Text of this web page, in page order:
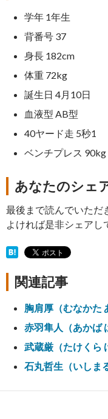
学年 1年生
背番号 37
身長 182cm
体重 72kg
誕生日 4月10日
血液型 AB型
40ヤード走 5秒1
ベンチプレス 90kg
あなたのシェ
最後まで読んでいただ
よければ是非シェアし
関連記事
胸肩厚（むなかた
赤羽隼人（あかば
武蔵厳（たけくら
石丸哲生（いしま